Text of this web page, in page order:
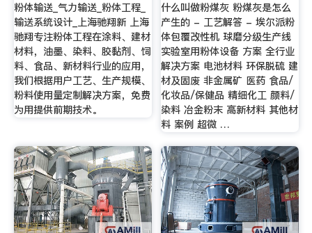
粉体输送_气力输送_粉体工程_
输送系统设计_上海驰翔新 上海
驰翔专注粉体工程在涂料、建材
材料，油墨、染料、胶黏剂、饲
料、食品、新材料行业的应用，
我们根据用户工艺、生产规模、
粉料使用量定制解决方案，免费
为用提供前期技术。
什么叫做粉煤灰 粉煤灰是怎么
产生的 - 工艺解答 - 埃尔派粉
体包覆改性机 球磨分级生产线
实验室用粉体设备 方案 全行业
解决方案 电池材料 环保脱硫 建
材及固废 非金属矿 医药 食品/
化妆品/保健品 精细化工 颜料/
染料 冶金粉末 高新材料 其他材
料 案例 超微 …